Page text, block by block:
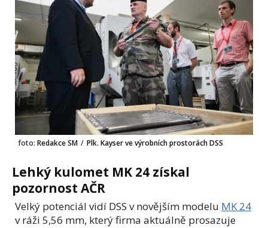
foto: Redakce SM / Plk. Kayser ve výrobních prostorách DSS
Lehký kulomet MK 24 získal
pozornost AČR
Velký potenciál vidí DSS v novějším modelu MK 24
v ráži 5,56 mm, který firma aktuálně prosazuje